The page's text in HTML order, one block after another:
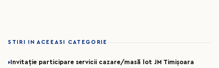
STIRI IN ACEEASI CATEGORIE
Invitație participare servicii cazare/masă lot JM Timișoara